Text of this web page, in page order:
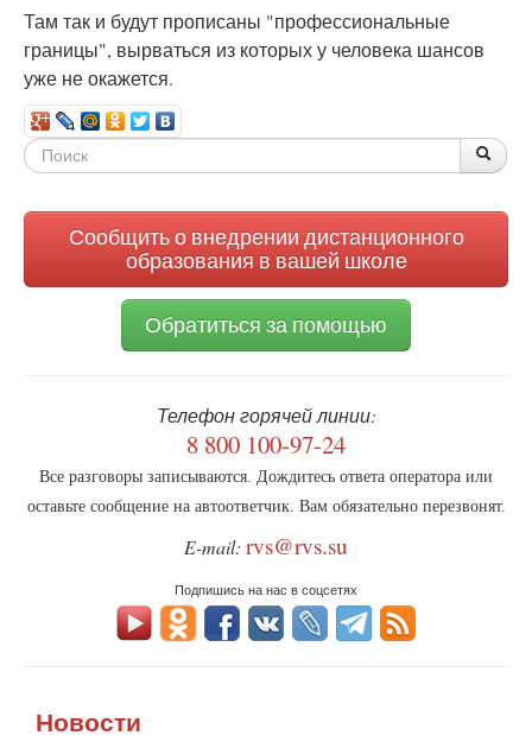
Там так и будут прописаны "профессиональные
границы", вырваться из которых у человека шансов
уже не окажется.
Форма
Сообщить о внедрении дистанционного
образования в вашей школе
Обратиться за помощью
Телефон горячей линии:
8 800 100-97-24
Все разговоры записываются. Дождитесь ответа оператора или
оставьте сообщение на автоответчик. Вам обязательно перезвонят.
E-mail: rvs@rvs.su
Подпишись на нас в соцсетях
Новости